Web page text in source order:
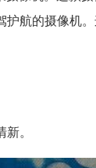
航的摄像机
。